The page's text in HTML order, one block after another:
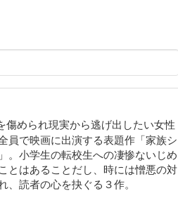
傷められ現実から逃げ出したい女性
員で映画に出演する表題作「家族シ
。小学生の転校生への凄惨ないじめ
とはあることだし、時には憎悪の対
読者の心を抉ぐる３作。